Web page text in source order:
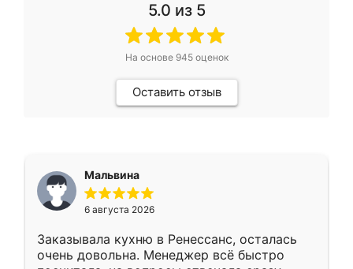
5.0 из 5
На основе 945оценок
Оставить отзыв
Мальвина
6 августа 2026
Заказывала кухню в Ренессанс, осталась
очень довольна. Менеджер всё быстро